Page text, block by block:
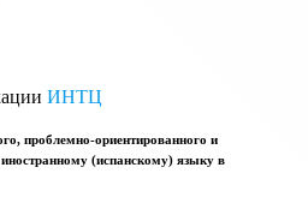
ИНТЦ
проблемно-ориентированного и
иностранному (испанскому) языку в